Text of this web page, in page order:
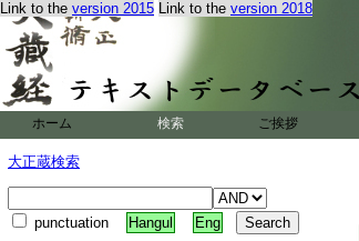
Link to the version 2015 Link to the version 2018
ホーム 検索 ご挨拶
大正蔵検索
punctuation Hangul Eng